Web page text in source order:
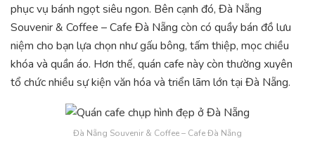
phục vụ bánh ngọt siêu ngon. Bên cạnh đó, Đà Nẵng
Souvenir & Coffee – Cafe Đà Nẵng còn có quầy bán đồ lưu
niệm cho bạn lựa chọn như gấu bông, tấm thiệp, mọc chiều
khóa và quần áo. Hơn thế, quán cafe này còn thường xuyên
tổ chức nhiều sự kiện văn hóa và triển lãm lớn tại Đà Nẵng.
Đà Nẵng Souvenir & Coffee – Cafe Đà Nẵng